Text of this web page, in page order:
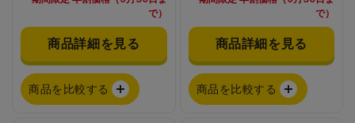
で）
商品詳細を見る
商品を比較する
で）
商品詳細を見る
商品を比較する